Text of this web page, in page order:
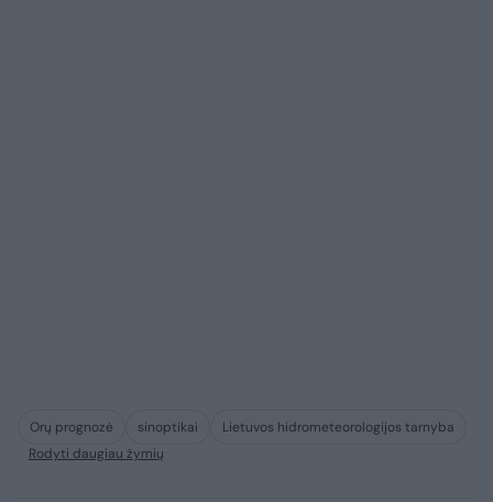
Orų prognozė sinoptikai
Lietuvos hidrometeorologijos tarnyba
Rodyti daugiau žymių